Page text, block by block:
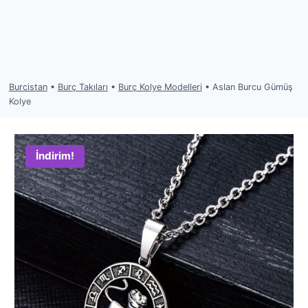
Burcistan• Burç Takıları • Burç Kolye Modelleri • Aslan Burcu Gümüş
Kolye
İndirim!